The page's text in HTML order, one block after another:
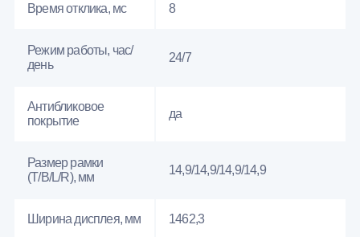
Время отклика, мс 8
Режим работы, час/
день
24/7
Антибликовое
покрытие
да
Размер рамки
(T/B/L/R), мм
14,9/14,9/14,9/14,9
Ширина дисплея, мм 1462,3